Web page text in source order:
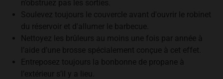
n’obstruez pas les sorties.
Soulevez toujours le couvercle avant d'ouvrir le robinet
du réservoir et d'allumer le barbecue.
Nettoyez les brûleurs au moins une fois par année à
l’aide d’une brosse spécialement conçue à cet effet.
Entreposez toujours la bonbonne de propane à
l’extérieur s’il y a lieu.